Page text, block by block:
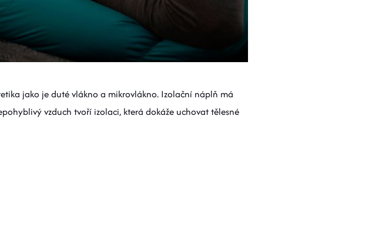
jako je duté vlákno a mikrovlákno. Izolační náplň má
vzduch tvoří izolaci, která dokáže uchovat tělesné